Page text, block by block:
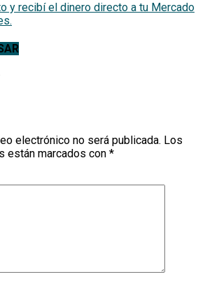
electrónico no será publicada. Los
están marcados con *